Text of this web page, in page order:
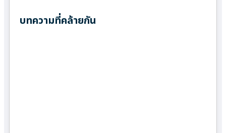
บทความที่คล้ายกัน